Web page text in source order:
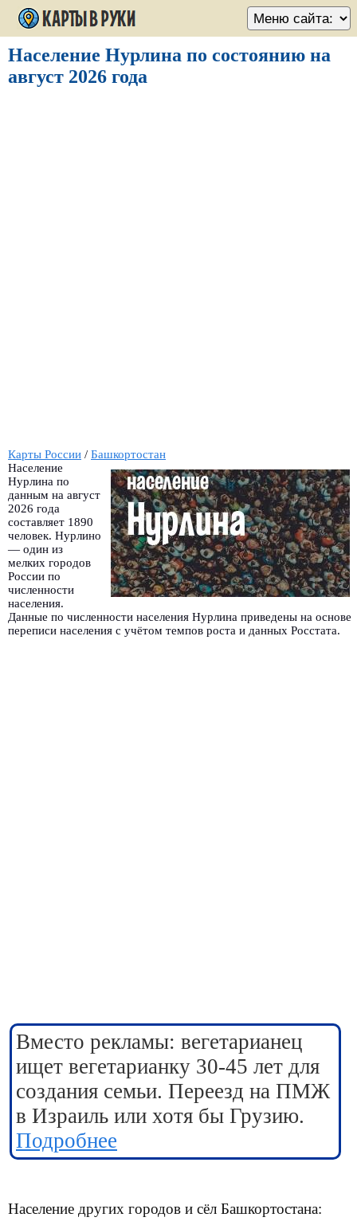
Население Нурлина по состоянию на
август 2026 года
Карты России / Башкортостан
Население
Нурлина по
данным на август
2026 года
составляет 1890
человек. Нурлино
— один из
мелких городов
России по
численности
населения.
Данные по численности населения Нурлина приведены на основе
переписи населения с учётом темпов роста и данных Росстата.
Вместо рекламы: вегетарианец
ищет вегетарианку 30-45 лет для
создания семьи. Переезд на ПМЖ
в Израиль или хотя бы Грузию.
Подробнее
Население других городов и сёл Башкортостана: